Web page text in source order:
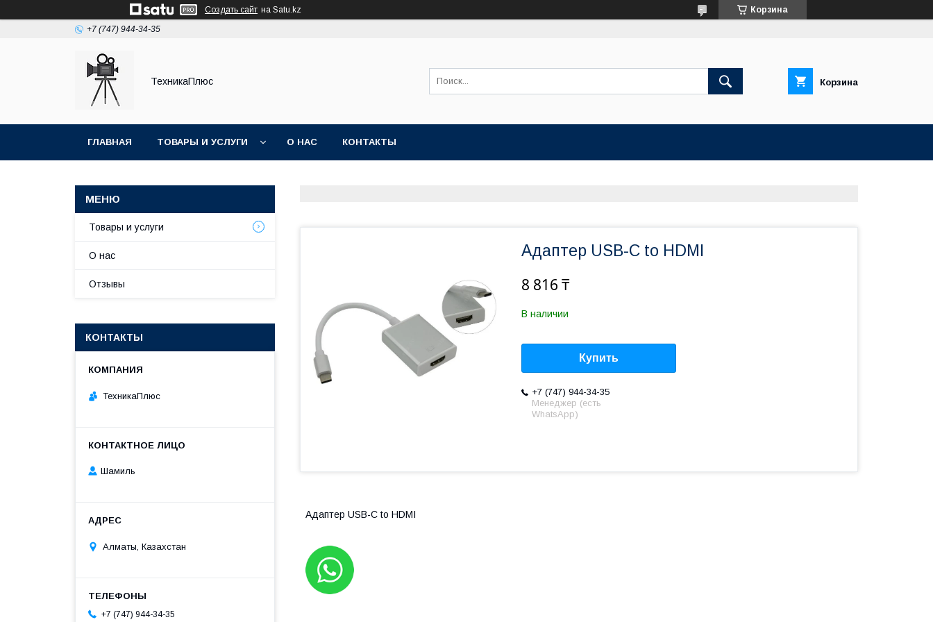
Создать сайт на Satu.kz Корзина
+7 (747) 944-34-35
ТехникаПлюс Корзина
ГЛАВНАЯ ТОВАРЫ И УСЛУГИ О НАС КОНТАКТЫ
Адаптер USB-C to HDMI
8 816 ₸
В наличии
Купить
+7 (747) 944-34-35
Менеджер (есть
WhatsApp)
Адаптер USB-C to HDMI
Товары и услуги
О нас
Отзывы
КОНТАКТЫ
ТехникаПлюс
Шамиль
Алматы, Казахстан
+7 (747) 944-34-35